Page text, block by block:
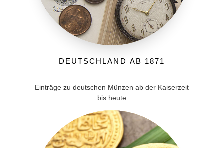
Deutschland ab 1871
Einträge zu deutschen Münzen ab der Kaiserzeit
bis heute